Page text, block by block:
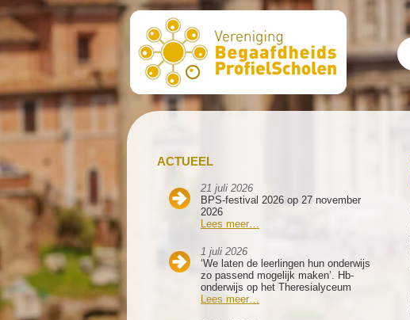
ACTUEEL
21 juli 2026
BPS-festival 2026 op 27 november
2026
Lees meer…
1 juli 2026
‘We laten de leerlingen hun onderwijs
zo passend mogelijk maken’. Hb-
onderwijs op het Theresialyceum
Lees meer…